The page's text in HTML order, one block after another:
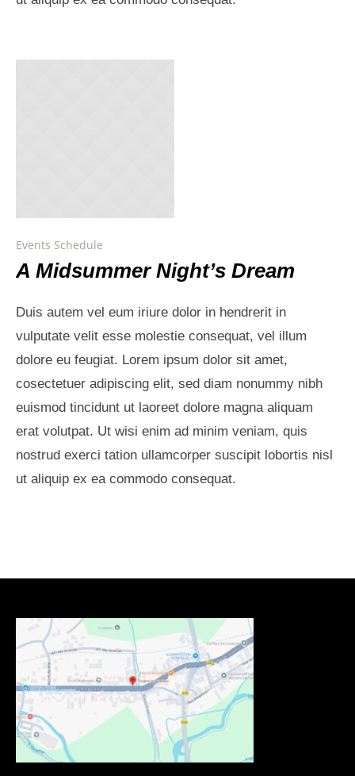
Events Schedule
A Midsummer Night’s Dream
Duis autem vel eum iriure dolor in hendrerit in
vulputate velit esse molestie consequat, vel illum
dolore eu feugiat. Lorem ipsum dolor sit amet,
cosectetuer adipiscing elit, sed diam nonummy nibh
euismod tincidunt ut laoreet dolore magna aliquam
erat volutpat. Ut wisi enim ad minim veniam, quis
nostrud exerci tation ullamcorper suscipit lobortis nisl
ut aliquip ex ea commodo consequat.